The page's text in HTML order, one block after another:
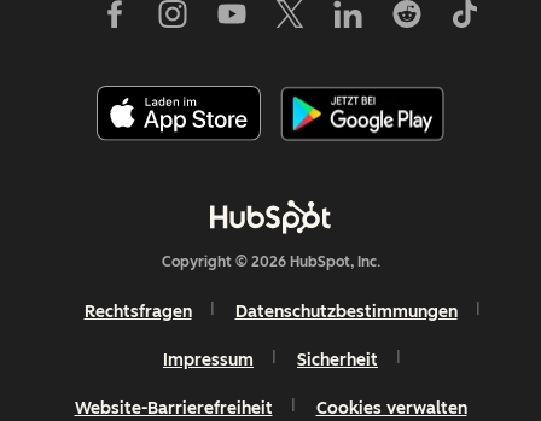
Copyright © 2026 HubSpot, Inc.
Rechtsfragen Datenschutzbestimmungen
Impressum Sicherheit
Website-Barrierefreiheit Cookies verwalten